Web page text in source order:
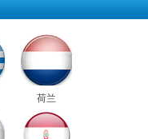
荷兰